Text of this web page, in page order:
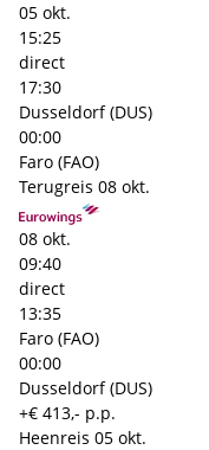
05 okt.
15:25
direct
17:30
Dusseldorf (DUS)
00:00
Faro (FAO)
Terugreis 08 okt.
08 okt.
09:40
direct
13:35
Faro (FAO)
00:00
Dusseldorf (DUS)
+€ 413,- p.p.
Heenreis 05 okt.